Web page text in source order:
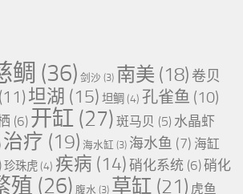
鲷 (36) 剑沙 (3) 南美 (18) 卷贝
(11) 坦湖 (15) 坦鲷 (4) 孔雀鱼 (10)
(6) 开缸 (27) 斑马贝 (5) 水晶虾
治疗 (19) 海水缸 (3) 海水鱼 (7) 海缸
珍珠虎(4) 疾病 (14) 硝化系统 (6)硝化
殖 (26) 腹水 (3) 草缸 (21) 虎鱼